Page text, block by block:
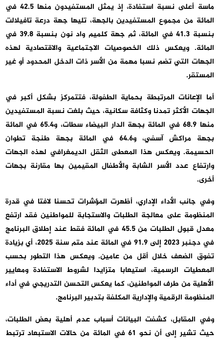
ماسة أعلى نسبة استفادة، إذ يمثل المستفيدون منها 42.5 في
المائة من مجموع المستفيدين بالجهة، تليها جهة درعة تافيلالت
بنسبة 41.3 في المائة، ثم جهة كلميم واد نون بنسبة 39.8 في
المائة. ويعكس ذلك الخصوصيات الاجتماعية والاقتصادية لهذه
الجهات التي تضم نسبا مهمة من الأسر ذات الدخل المحدود أو غير
المستقر.
أما الإعانات المرتبطة بحماية الطفولة، فتتمركز بشكل أكبر في
الجهات الأكثر تمدنا وكثافة سكانية، حيث بلغت نسبة المستفيدين
منها 68.9 في المائة بجهة الدار البيضاء سطات، و65.4 في المائة
بجهة مراكش آسفي، و64.6 في المائة بجهة طنجة تطوان
الحسيمة. ويعكس هذا المعطى الثقل الديمغرافي لهذه الجهات
وارتفاع عدد الأسر الشابة والأطفال المقيمين بها مقارنة بجهات
أخرى.
وفي جانب الأداء الإداري، أظهرت المؤشرات تحسنا لافتا في قدرة
المنظومة على معالجة الطلبات والاستجابة للمواطنين فقد ارتفع
معدل قبول الطلبات من 45.5 في المائة فقط عند إطلاق البرنامج
في دجنبر 2023 إلى 91.9 في المائة عند متم سنة 2025، أي بزيادة
تفوق الضعف خلال أقل من عامين. ويعكس هذا التطور بحسب
المعطيات الرسمية، استيعابا متزايدا لشروط الاستفادة ومعايير
الأهلية من طرف المواطنين، كما يعكس التحسن التدريجي في أداء
المنظومة الرقمية والإدارية المكلفة بتدبير البرنامج.
وفي المقابل، كشفت البيانات أسباب عدم أهلية بعض الطلبات،
حيث تشير إلى أن نحو 61 في المائة من حالات الاستبعاد ترتبط